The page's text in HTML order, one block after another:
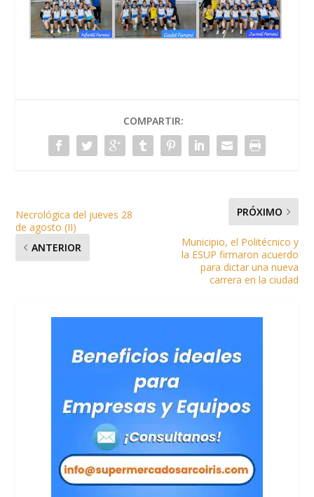
COMPARTIR:
Necrológica del jueves 28
de agosto (II)
ANTERIOR
PRÓXIMO
Municipio, el Politécnico y
la ESUP firmaron acuerdo
para dictar una nueva
carrera en la ciudad